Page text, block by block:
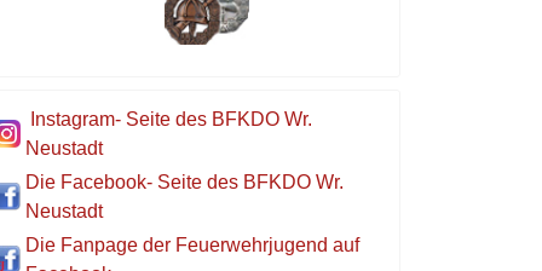
Instagram- Seite des BFKDO Wr.
Neustadt
Die Facebook- Seite des BFKDO Wr.
Neustadt
Die Fanpage der Feuerwehrjugend auf